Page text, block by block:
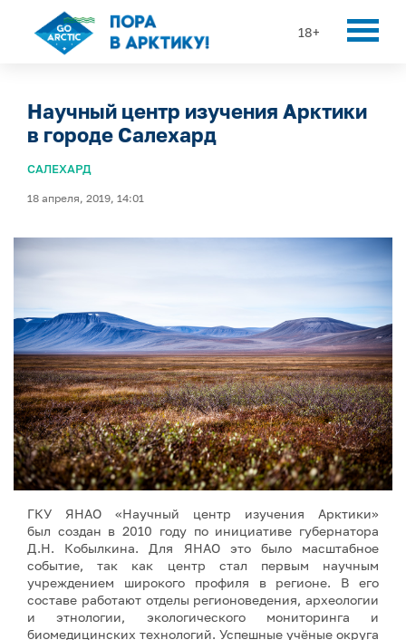
18+
Научный центр изучения Арктики
в городе Салехард
САЛЕХАРД
18 апреля, 2019, 14:01
ГКУ ЯНАО «Научный центр изучения Арктики»
был создан в 2010 году по инициативе губернатора
Д.Н. Кобылкина. Для ЯНАО это было масштабное
событие, так как центр стал первым научным
учреждением широкого профиля в регионе. В его
составе работают отделы регионоведения, археологии
и этнологии, экологического мониторинга и
биомедицинских технологий. Успешные учёные округа